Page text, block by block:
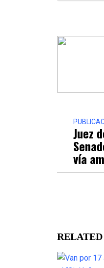
Juez
vía
RELATED